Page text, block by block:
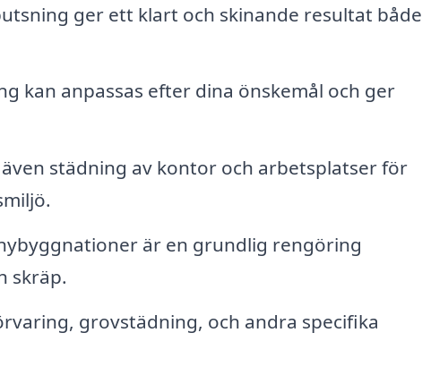
ger ett klart och skinande resultat både
kan anpassas efter dina önskemål och ger
städning av kontor och arbetsplatser för
är en grundlig rengöring
skräp.
grovstädning, och andra specifika